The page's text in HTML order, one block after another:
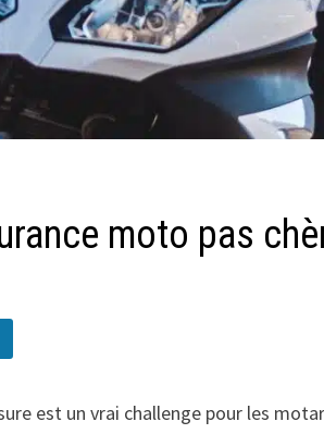
moto pas
est un vrai challenge pour les